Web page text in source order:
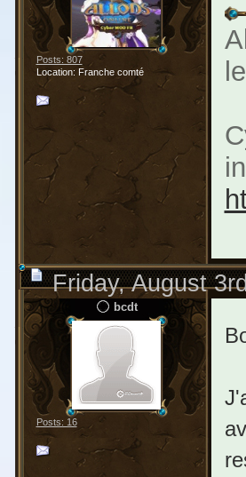
Posts: 807
Location: Franche comté
Friday, August
bcdt
Posts: 16